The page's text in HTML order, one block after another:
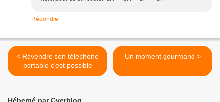
Répondre
< Revendre son téléphone
portable c'est possible
Un moment gourmand >
Hébergé par Overblog